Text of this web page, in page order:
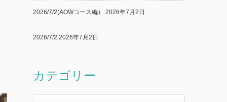
2026/7/2(AOWコース編） 2026年7月2日
2026/7/2 2026年7月2日
カテゴリー